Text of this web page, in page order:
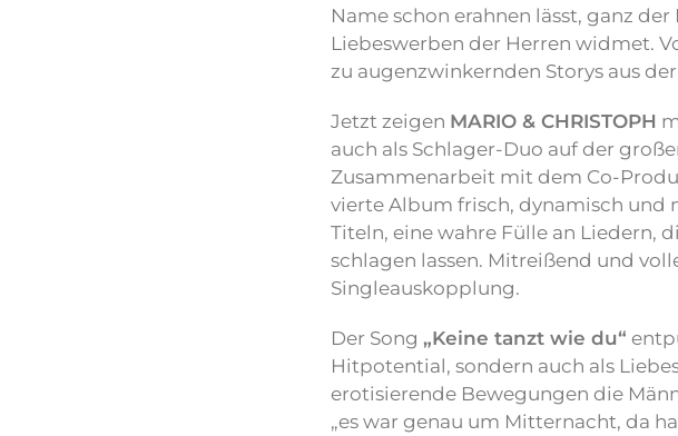
Name schon erahnen lässt, ganz
Liebeswerben der Herren widmet.
zu augenzwinkernden Storys aus
Jetzt zeigen MARIO & CHRISTOPH
auch als Schlager-Duo auf der
Zusammenarbeit mit dem Co-
vierte Album frisch, dynamisch und
Titeln, eine wahre Fülle an Liedern,
schlagen lassen. Mitreißend und
Singleauskopplung.
Der Song „Keine tanzt wie du“
Hitpotential, sondern auch als
erotisierende Bewegungen die
„es war genau um Mitternacht, da